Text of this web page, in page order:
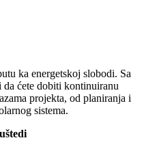
ka energetskoj slobodi. Sa
ćete dobiti kontinuiranu
projekta, od planiranja i
sistema.